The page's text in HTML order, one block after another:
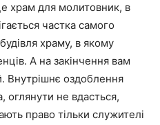
храм для молитовник, в
частка самого
храму, в якому
А на закінчення вам
Внутрішнє оздоблення
оглянути не вдасться,
право тільки служителі